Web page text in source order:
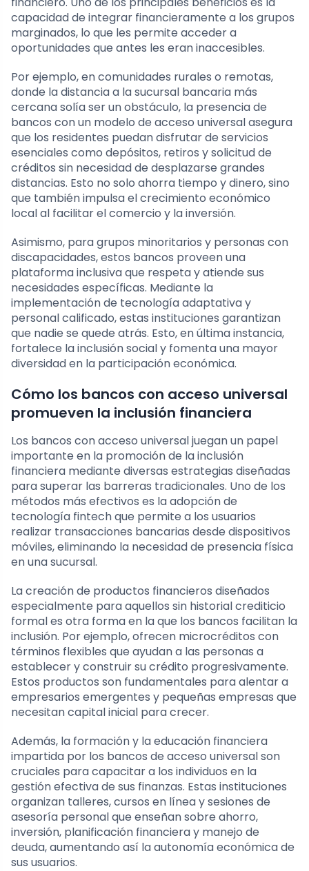
capacidad de integrar financieramente a los grupos
marginados, lo que les permite acceder a
oportunidades que antes les eran inaccesibles.
Por ejemplo, en comunidades rurales o remotas,
donde la distancia a la sucursal bancaria más
cercana solía ser un obstáculo, la presencia de
bancos con un modelo de acceso universal asegura
que los residentes puedan disfrutar de servicios
esenciales como depósitos, retiros y solicitud de
créditos sin necesidad de desplazarse grandes
distancias. Esto no solo ahorra tiempo y dinero, sino
que también impulsa el crecimiento económico
local al facilitar el comercio y la inversión.
Asimismo, para grupos minoritarios y personas con
discapacidades, estos bancos proveen una
plataforma inclusiva que respeta y atiende sus
necesidades específicas. Mediante la
implementación de tecnología adaptativa y
personal calificado, estas instituciones garantizan
que nadie se quede atrás. Esto, en última instancia,
fortalece la inclusión social y fomenta una mayor
diversidad en la participación económica.
Cómo los bancos con acceso universal
promueven la inclusión financiera
Los bancos con acceso universal juegan un papel
importante en la promoción de la inclusión
financiera mediante diversas estrategias diseñadas
para superar las barreras tradicionales. Uno de los
métodos más efectivos es la adopción de
tecnología fintech que permite a los usuarios
realizar transacciones bancarias desde dispositivos
móviles, eliminando la necesidad de presencia física
en una sucursal.
La creación de productos financieros diseñados
especialmente para aquellos sin historial crediticio
formal es otra forma en la que los bancos facilitan la
inclusión. Por ejemplo, ofrecen microcréditos con
términos flexibles que ayudan a las personas a
establecer y construir su crédito progresivamente.
Estos productos son fundamentales para alentar a
empresarios emergentes y pequeñas empresas que
necesitan capital inicial para crecer.
Además, la formación y la educación financiera
impartida por los bancos de acceso universal son
cruciales para capacitar a los individuos en la
gestión efectiva de sus finanzas. Estas instituciones
organizan talleres, cursos en línea y sesiones de
asesoría personal que enseñan sobre ahorro,
inversión, planificación financiera y manejo de
deuda, aumentando así la autonomía económica de
sus usuarios.